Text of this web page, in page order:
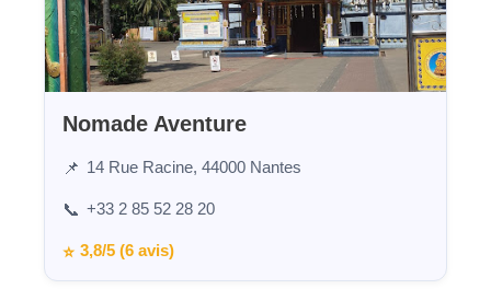
Nomade Aventure
📌 14 Rue Racine, 44000 Nantes
📞 +33 2 85 52 28 20
⭐ 3,8/5 (6 avis)